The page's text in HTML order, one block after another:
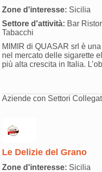
Zone d'interesse: Sicilia
Settore d'attività: Bar
Tabacchi
MIMIR di QUASAR srl è
nel mercato delle sigarette
più alta crescita in Italia.
Aziende con Settori
Le Delizie del Grano
Zone d'interesse: Sicilia